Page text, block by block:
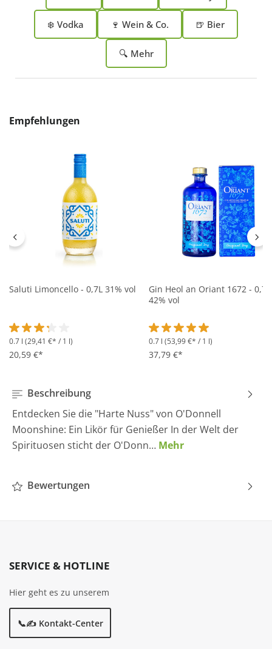
❄️ Vodka 🍷 Wein & Co. 🍺 Bier
🔍 Mehr
Produktgalerie überspringen
Empfehlungen
Saluti Limoncello - 0,7L 31% vol
Durchschnittliche Bewertung von 3.2 von 5 Sternen
0.7 l (29,41 €* / 1 l)
20,59 €*
Gin Heol an Oriant 1672 - 0,7L
42% vol
Durchschnittliche
0.7 l (53,99 €* / 1 l)
37,79 €*
Beschreibung
Entdecken Sie die "Harte Nuss" von O'Donnell
Moonshine: Ein Likör für Genießer In der Welt der
Spirituosen sticht der O'Donn… Mehr
Bewertungen
SERVICE & HOTLINE
Hier geht es zu unserem
📞✍️ Kontakt-Center